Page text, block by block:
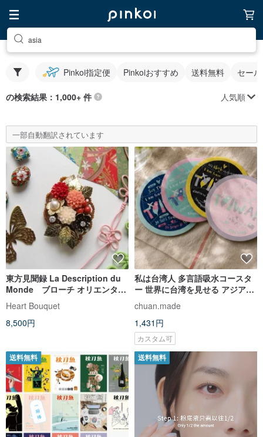
asia
Pinkoi指定便 Pinkoiおすすめ 送料無料 セー
の検索結果：1,000+ 件 人気順
一部自動翻訳されています
東方見聞録 La Description du
Monde ブローチ オリエンタル
エキゾチック エスニック アジア
中華 ジパング シノワズリ マルコ
ポーロ
Heart Bouquet
8,500円
私は台湾人 多言語吸水コースタ
ー 世界に台湾を見せる アジア言
語 ヨーロッパ言語
chuan.made
1,431円
カスタム可
送料無料 送料無料